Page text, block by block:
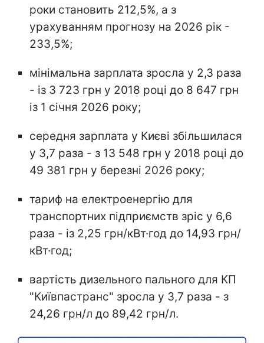
роки становить 212,5%, а з
урахуванням прогнозу на 2026 рік -
233,5%;
мінімальна зарплата зросла у 2,3 раза
- із 3 723 грн у 2018 році до 8 647 грн
із 1 січня 2026 року;
середня зарплата у Києві збільшилася
у 3,7 раза - з 13 548 грн у 2018 році до
49 381 грн у березні 2026 року;
тариф на електроенергію для
транспортних підприємств зріс у 6,6
раза - із 2,25 грн/кВт·год до 14,93 грн/
кВт·год;
вартість дизельного пального для КП
"Київпастранс" зросла у 3,7 раза - з
24,26 грн/л до 89,42 грн/л.